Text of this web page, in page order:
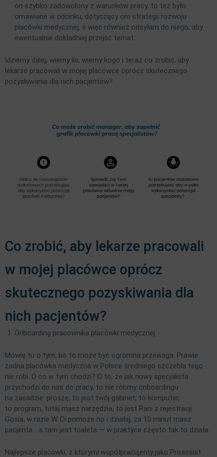
on szybko zadowolony z warunków pracy, to też było
omawiane w odcinku, dotyczący cm strategii rozwoju
placówki medycznej, a więc również odsyłam do niego, aby
ewentualnie dokładniej przejść temat.
Idziemy dalej, wiemy ile, wiemy kogo i teraz co zrobić, aby
lekarze pracowali w mojej placówce oprócz skutecznego
pozyskiwania dla nich pacjentów?
Co zrobić, aby lekarze pracowali
w mojej placówce oprócz
skutecznego pozyskiwania dla
nich pacjentów?
Onboarding pracownika placówki medycznej
Mówię tu o tym, bo to może być ogromna przewaga. Prawie
żadna placówka medyczna w Polsce średniego szczebla tego
nie robi. O co w tym chodzi? O to, że jak nowy specjalista
przychodzi do nas do pracy, to nie róbmy onboardingu
na zasadzie: proszę, to jest twój gabinet, to komputer,
to program, tutaj masz narzędzia, to jest Pani z rejestracji
Gosia, w razie W Ci pomoże no i działaj, za 10 minut masz
pacjenta… a tam jest toaleta — w praktyce często tak to działa.
Najlepsze placówki, z którymi współpracujemy jako Proassist